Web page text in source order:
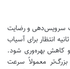
سرویس‌دهی و رضایت
انتظار برای آسیاب
کاهش بهره‌وری شود.
معمولاً سرعت